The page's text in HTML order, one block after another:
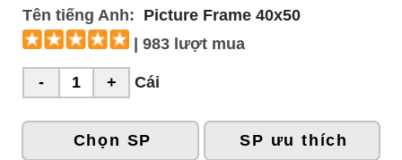
Tên tiếng Anh: Picture Frame 40x50
| 983 lượt mua
Cái
Chọn SP SP ưu thích